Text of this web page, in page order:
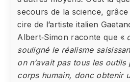
secours de la science,
cire de l’artiste italien
Albert‑Simon raconte que «
souligné le réalisme
on n’avait pas tous les
corps humain, donc obtenir